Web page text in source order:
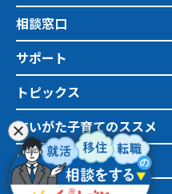
相談窓口
サポート
トピックス
にいがた子育てのススメ
地域おこし協力隊